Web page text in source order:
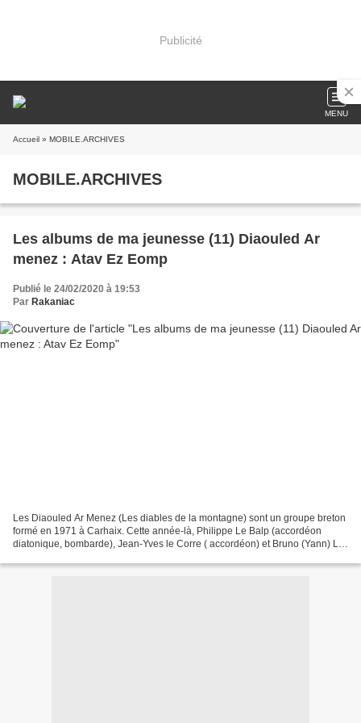
Publicité
MENU
Accueil » MOBILE.ARCHIVES
MOBILE.ARCHIVES
Les albums de ma jeunesse (11) Diaouled Ar
menez : Atav Ez Eomp
Publié le 24/02/2020 à 19:53
Par Rakaniac
Les Diaouled Ar Menez (Les diables de la montagne) sont un groupe breton
formé en 1971 à Carhaix. Cette année-là, Philippe Le Balp (accordéon
diatonique, bombarde), Jean-Yves le Corre ( accordéon) et Bruno (Yann) Le